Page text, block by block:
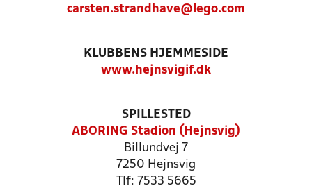
carsten.strandhave@lego.com
KLUBBENS HJEMMESIDE
www.hejnsvigif.dk
SPILLESTED
ABORING Stadion (Hejnsvig)
Billundvej 7
7250 Hejnsvig
Tlf: 7533 5665